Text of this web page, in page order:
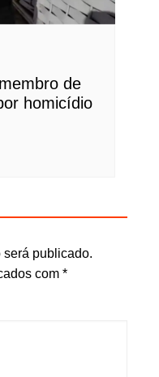
de
homicídio
será publicado.
com *